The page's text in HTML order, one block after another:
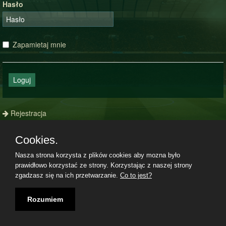
Hasło
Zapamietaj mnie
Loguj
Rejestracja
Regulamin| Polityka prywatności|Kontakt| 09.08.2026, 11:32|
Cookies.
Nasza strona korzysta z plików cookies aby mozna było
prawidłowo korzystać ze strony. Korzystając z naszej strony
zgadzasz się na ich przetwarzanie. Co to jest?
Rozumiem